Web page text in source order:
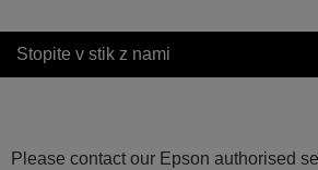
Stopite v stik z nami
Please contact our Epson authorised